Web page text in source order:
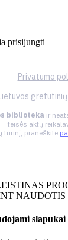
prisijungti
Privatumo
gretutinių
biblioteka ir
teisės aktų
turinį, praneškite
slapukai